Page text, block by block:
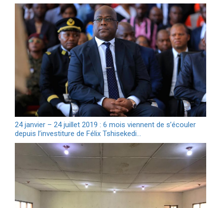
24 janvier – 24 juillet 2019 : 6 mois viennent de s’écouler
depuis l’investiture de Félix Tshisekedi…